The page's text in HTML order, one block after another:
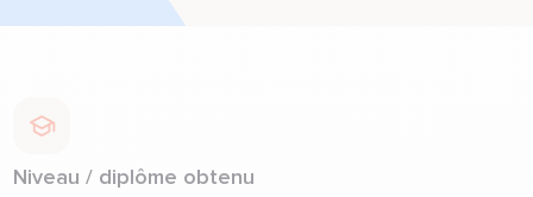
Niveau / diplôme obtenu